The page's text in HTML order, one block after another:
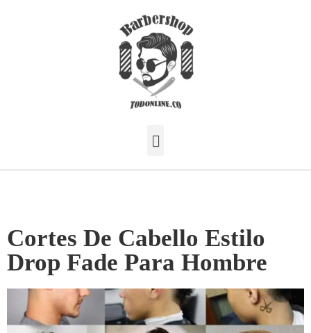
Cortes De Cabello Estilo
Drop Fade Para Hombre